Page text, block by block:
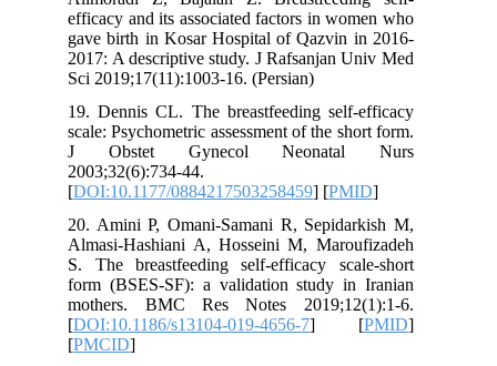
efficacy and its associated factors in women who
gave birth in Kosar Hospital of Qazvin in 2016-
2017: A descriptive study. J Rafsanjan Univ Med
Sci 2019;17(11):1003-16. (Persian)
19. Dennis CL. The breastfeeding self‐efficacy
scale: Psychometric assessment of the short form.
J Obstet Gynecol Neonatal Nurs
2003;32(6):734-44.
[DOI:10.1177/0884217503258459] [PMID
20. Amini P, Omani-Samani R, Sepidarkish M,
Almasi-Hashiani A, Hosseini M, Maroufizadeh
S. The breastfeeding self-efficacy scale-short
form (BSES-SF): a validation study in Iranian
mothers. BMC Res Notes 2019;12(1):1-6.
[DOI:10.1186/s13104-019-4656-7 ] [PMID
[PMCID